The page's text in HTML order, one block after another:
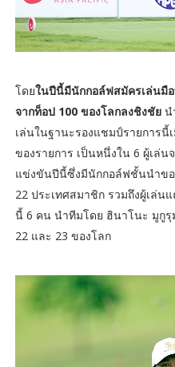
โดยในปีนี้มีนักกอล์ฟสมัครเล่นมื
จากท็อป 100 ของโลกลงชิงชัยน
เล่นในฐานะรองแชมป์รายการ
ของรายการ เป็นหนึ่งใน 6 ผู้เล่น
แข่งขันปีนี้ซึ่งมีนักกอล์ฟชั้นนำข
22 ประเทศสมาชิก รวมถึงผู้เล่
นี้ 6 คน นำทีมโดย ฮินาโนะ มูกูรุ
22 และ 23 ของโลก